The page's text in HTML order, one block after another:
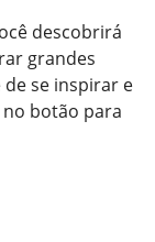
descobrirá
grandes
se inspirar e
botão para